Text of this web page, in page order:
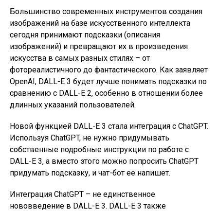
Большинство современных инструментов создания
изображений на базе искусственного интеллекта
сегодня принимают подсказки (описания
изображений) и превращают их в произведения
искусства в самых разных стилях – от
фотореалистичного до фантастического. Как заявляет
OpenAI, DALL-E 3 будет лучше понимать подсказки по
сравнению с DALL-E 2, особенно в отношении более
длинных указаний пользователей.
Новой функцией DALL-E 3 стала интеграция с ChatGPT.
Используя ChatGPT, не нужно придумывать
собственные подробные инструкции по работе с
DALL-E 3, а вместо этого можно попросить ChatGPT
придумать подсказку, и чат-бот её напишет.
Интеграция ChatGPT – не единственное
нововведение в DALL-E 3. DALL-E 3 также